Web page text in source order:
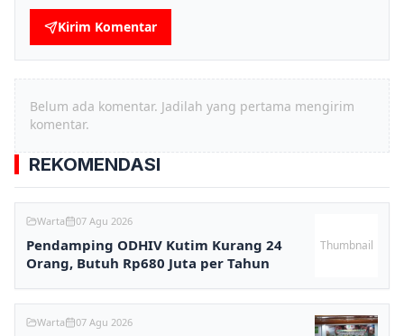
Kirim Komentar
Belum ada komentar. Jadilah yang pertama mengirim
komentar.
REKOMENDASI
Thumbnail
Warta 07 Agu 2026
Pendamping ODHIV Kutim Kurang 24
Orang, Butuh Rp680 Juta per Tahun
Warta 07 Agu 2026